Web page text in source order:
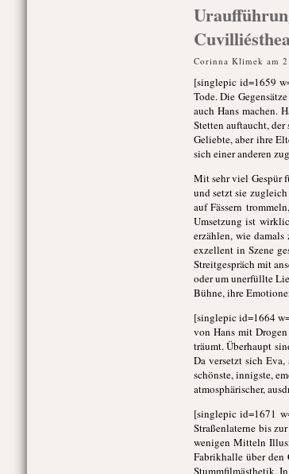
Corinna Klimek am
[singlepic id=1659
Tode. Die
auch Hans machen.
Stetten auftaucht,
Geliebte, aber ihre
sich einer anderen
Mit sehr viel Gespür
und setzt sie
auf Fässern
Umsetzung ist
erzählen, wie
exzellent in Szene
Streitgespräch mit
oder um unerfüllte
Bühne, ihre
[singlepic id=1664
von Hans mit
träumt. Überhaupt
Da versetzt sich
schönste, innigste,
atmosphärischer,
[singlepic id=1671
Straßenlaterne bis
wenigen Mitteln
Fabrikhalle über
Stummfilmästhetik.